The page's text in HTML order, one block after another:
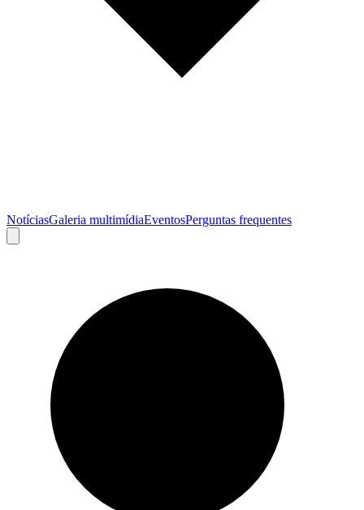
NotíciasGaleria multimídiaEventosPerguntas frequentes